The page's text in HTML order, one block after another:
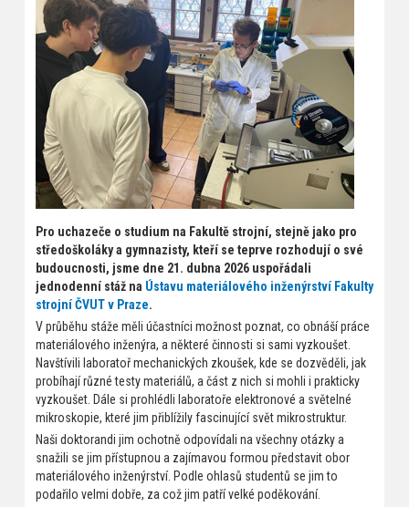
Pro uchazeče o studium na Fakultě strojní, stejně jako pro
středoškoláky a gymnazisty, kteří se teprve rozhodují o své
budoucnosti, jsme dne 21. dubna 2026 uspořádali
jednodenní stáž na Ústavu materiálového inženýrství Fakulty
strojní ČVUT v Praze.
V průběhu stáže měli účastníci možnost poznat, co obnáší práce
materiálového inženýra, a některé činnosti si sami vyzkoušet.
Navštívili laboratoř mechanických zkoušek, kde se dozvěděli, jak
probíhají různé testy materiálů, a část z nich si mohli i prakticky
vyzkoušet. Dále si prohlédli laboratoře elektronové a světelné
mikroskopie, které jim přiblížily fascinující svět mikrostruktur.
Naši doktorandi jim ochotně odpovídali na všechny otázky a
snažili se jim přístupnou a zajímavou formou představit obor
materiálového inženýrství. Podle ohlasů studentů se jim to
podařilo velmi dobře, za což jim patří velké poděkování.